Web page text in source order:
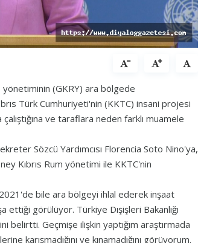
yönetiminin (GKRY) ara bölgede
Türk Cumhuriyeti'nin (KKTC) insani projesi
ve taraflara neden farklı muamele
Sözcü Yardımcısı Florencia Soto Nino'ya,
Kıbrıs Rum yönetimi ile KKTC'nin
bile ara bölgeyi ihlal ederek inşaat
görülüyor. Türkiye Dışişleri Bakanlığı
belirtti. Geçmişe ilişkin yaptığım araştırmada
karışmadığını ve kınamadığını görüyorum.